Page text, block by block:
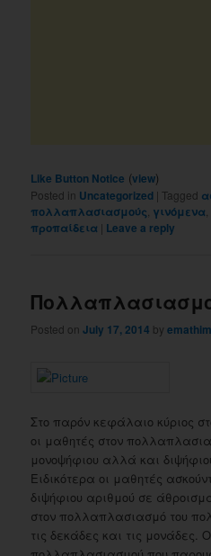
Like Button Notice (view)
Posted in Uncategorized | Tagged
πολλαπλασιασμούς γινόμενα
προπαίδεια | Leave a reply
Posted onJuly 17, 2014 by
Στο παρόν κεφάλαιο κύριος
οι μαθητές στον
μονοψήφιου αλλά και
Ειδικότερα οι μαθητές
διψήφιου αριθμού σε
στον πολλαπλασιασμό του
τις δεκάδες και τις μονάδες.